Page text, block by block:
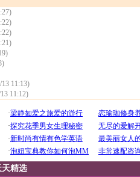
13 11:13)
11:12)
精选